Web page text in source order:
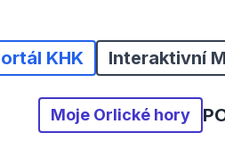
KHK Interaktivní
Moje Orlické hory